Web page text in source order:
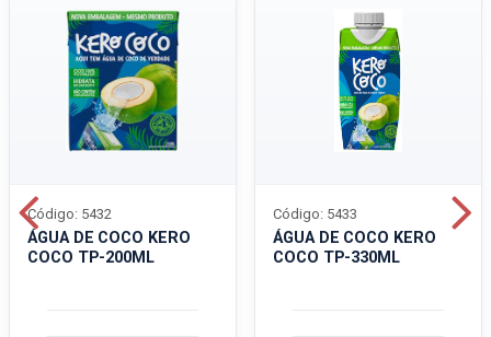
ÁGUA DE COCO KERO
COCO TP-200ML
Código: 5432
ÁGUA DE COCO KERO
COCO TP-330ML
Código: 5433